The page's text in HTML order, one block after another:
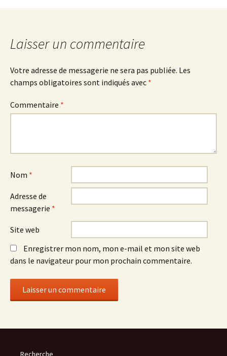
l'article
Laisser un commentaire
Votre adresse de messagerie ne sera pas publiée. Les
champs obligatoires sont indiqués avec *
Commentaire *
Nom *
Adresse de
messagerie *
Site web
Enregistrer mon nom, mon e-mail et mon site web
dans le navigateur pour mon prochain commentaire.
Recherche